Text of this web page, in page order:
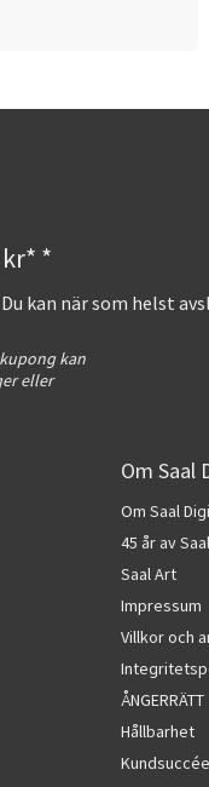
*
kan när som helst
kan
eller
Om Saal
Om Saal
45 år av Saal
Saal Art
Impressum
Villkor och
ÅNGERRÄTT
Hållbarhet